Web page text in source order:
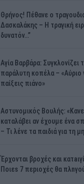
Θρήνος! Πέθανε ο
Δασκαλάκης – Η τραγική
δυνατόν…”
Αγία Βαρβάρα: Συγκλονίζει
παράλυτη κοπέλα – «Αύριο
παίξεις πιάνο»
Αστυνομικός Bουλής:
καταλάβει αν έχουμε ένα
– Τι λένε τα παιδιά για τη
Έρχονται βροχές και
Ποιεs 7 πεpιοχές θα